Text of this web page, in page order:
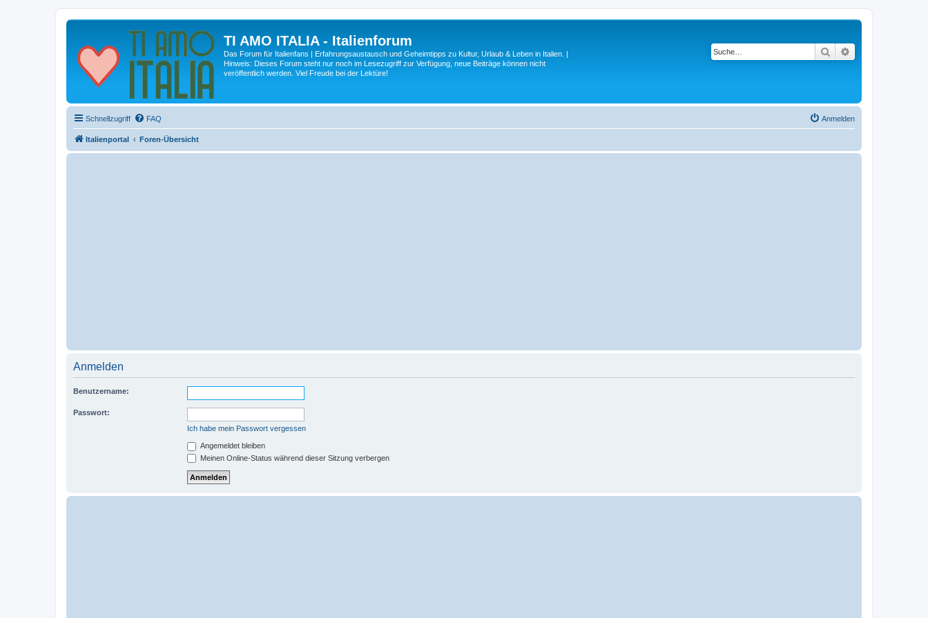
TI AMO ITALIA - Italienforum
Das Forum für Italienfans | Erfahrungsaustausch und Geheimtipps zu Kultur, Urlaub & Leben in Italien. |
Hinweis: Dieses Forum steht nur noch im Lesezugriff zur Verfügung, neue Beiträge können nicht
veröffentlich werden. Viel Freude bei der Lektüre!
Suche
Schnellzugriff FAQ Anmelden
Italienportal Foren-Übersicht
Anmelden
Benutzername:
Passwort:
Ich habe mein Passwort vergessen
Angemeldet bleiben
Meinen Online-Status während dieser Sitzung verbergen